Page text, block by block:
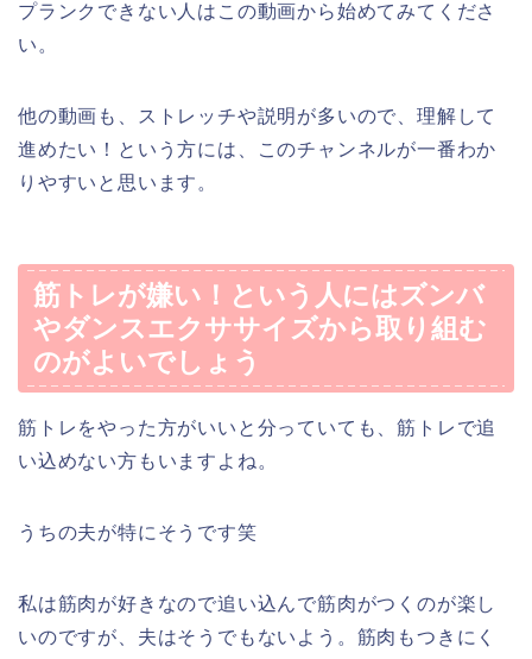
プランクできない人はこの動画から始めてみてくださ
い。
他の動画も、ストレッチや説明が多いので、理解して
進めたい！という方には、このチャンネルが一番わか
りやすいと思います。
筋トレが嫌い！という人にはズンバ
やダンスエクササイズから取り組む
のがよいでしょう
筋トレをやった方がいいと分っていても、筋トレで追
い込めない方もいますよね。
うちの夫が特にそうです笑
私は筋肉が好きなので追い込んで筋肉がつくのが楽し
いのですが、夫はそうでもないよう。筋肉もつきにく